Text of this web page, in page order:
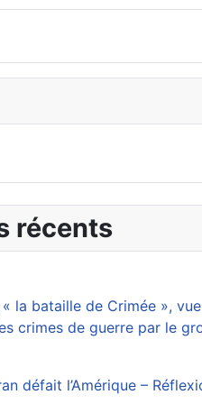
récents
la bataille de Crimée »,
crimes de guerre par le
défait l’Amérique –